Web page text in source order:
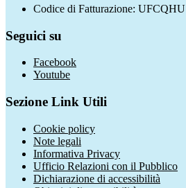
Codice di Fatturazione: UFCQHU
Seguici su
Facebook
Youtube
Sezione Link Utili
Cookie policy
Note legali
Informativa Privacy
Ufficio Relazioni con il Pubblico
Dichiarazione di accessibilità